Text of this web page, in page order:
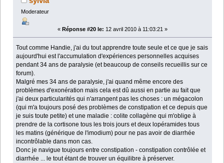
Moderateur
« Réponse #20 le: 12 avril 2010 à 11:03:21 »
Tout comme Handie, j'ai du tout apprendre toute seule et ce que je sais
aujourd'hui est l'accumulation d'expériences personnelles acquises
pendant 34 ans de paralysie (et beaucoup de conseils recueillis sur ce
forum).
Malgré mes 34 ans de paralysie, j'ai quand même encore des
problèmes d'exonération mais cela est dû aussi en partie au fait que
j'ai deux particularités qui n'arrangent pas les choses : un mégacolon
(qui m'a toujours posé des problèmes de constipation et ce depuis que
je suis toute petite) et une maladie : colite collagène qui m'oblige à
prendre de la cortisone tous les trois jours et deux lopéramides tous
les matins (générique de l'imodium) pour ne pas avoir de diarrhée
incontrôlable dans mon cas.
Donc je navigue toujours entre constipation - constipation contrôlée et
diarrhée ... le tout étant de trouver un équilibre à préserver.